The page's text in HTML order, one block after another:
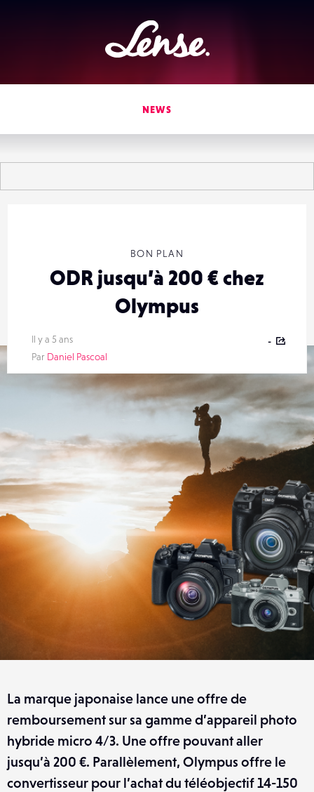
Lense
NEWS
BON PLAN
ODR jusqu’à 200 € chez
Olympus
Il y a 5 ans
Par Daniel Pascoal
-
La marque japonaise lance une offre de
remboursement sur sa gamme d’appareil photo
hybride micro 4/3. Une offre pouvant aller
jusqu’à 200 €. Parallèlement, Olympus offre le
convertisseur pour l’achat du téléobjectif 14-150